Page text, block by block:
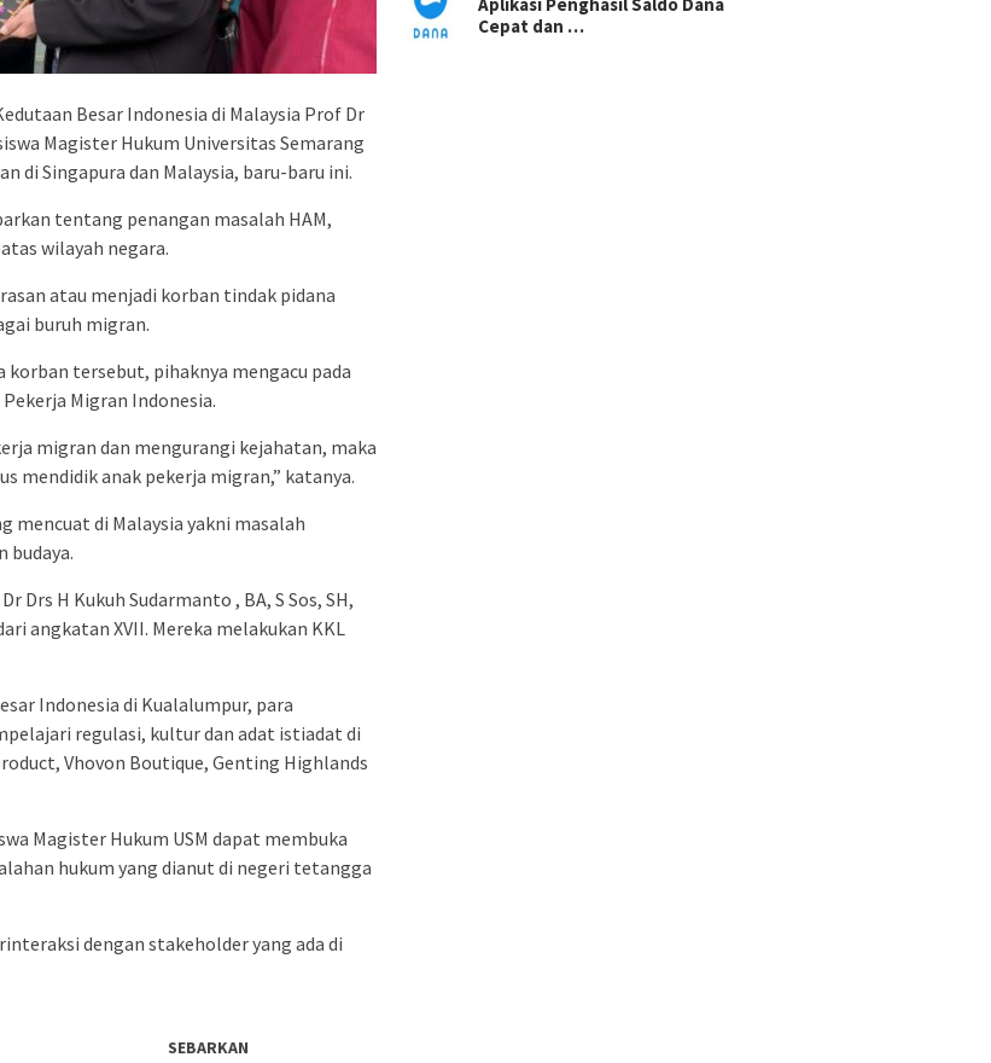
Besar Indonesia di Malaysia Prof Dr
Magister Hukum Universitas Semarang
di Singapura dan Malaysia, baru-baru ini.
tentang penangan masalah HAM,
wilayah negara.
atau menjadi korban tindak pidana
buruh migran.
tersebut, pihaknya mengacu pada
Migran Indonesia.
migran dan mengurangi kejahatan, maka
mendidik anak pekerja migran,” katanya.
mencuat di Malaysia yakni masalah
budaya.
Drs H Kukuh Sudarmanto , BA, S Sos, SH,
angkatan XVII. Mereka melakukan KKL
Indonesia di Kualalumpur, para
regulasi, kultur dan adat istiadat di
Vhovon Boutique, Genting Highlands
Magister Hukum USM dapat membuka
hukum yang dianut di negeri tetangga
dengan stakeholder yang ada di
SEBARKAN
Cepat dan …